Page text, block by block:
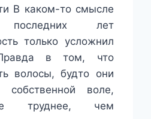
В каком-то смысле
последних лет
только усложнил
в том, что
волосы, будто они
воле,
труднее, чем